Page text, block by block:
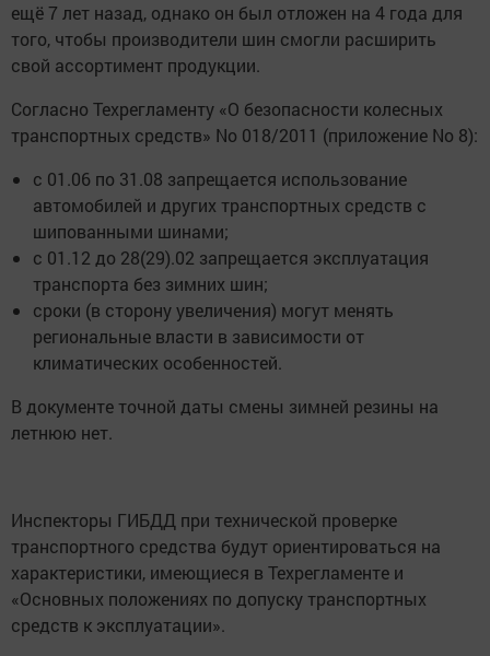
ещё 7 лет назад, однако он был отложен на 4 года для
того, чтобы производители шин смогли расширить
свой ассортимент продукции.
Согласно Техрегламенту «О безопасности колесных
транспортных средств» No 018/2011 (приложение No 8):
с 01.06 по 31.08 запрещается использование
автомобилей и других транспортных средств с
шипованными шинами;
с 01.12 до 28(29).02 запрещается эксплуатация
транспорта без зимних шин;
сроки (в сторону увеличения) могут менять
региональные власти в зависимости от
климатических особенностей.
В документе точной даты смены зимней резины на
летнюю нет.
Инспекторы ГИБДД при технической проверке
транспортного средства будут ориентироваться на
характеристики, имеющиеся в Техрегламенте и
«Основных положениях по допуску транспортных
средств к эксплуатации».